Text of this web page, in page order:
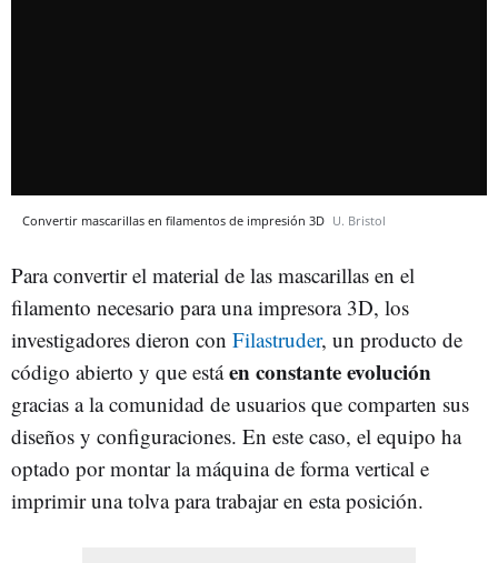
Convertir mascarillas en filamentos de impresión 3D U. Bristol
Para convertir el material de las mascarillas en el
filamento necesario para una impresora 3D, los
investigadores dieron con Filastruder, un producto de
código abierto y que estáen constante evolución
gracias a la comunidad de usuarios que comparten sus
diseños y configuraciones. En este caso, el equipo ha
optado por montar la máquina de forma vertical e
imprimir una tolva para trabajar en esta posición.